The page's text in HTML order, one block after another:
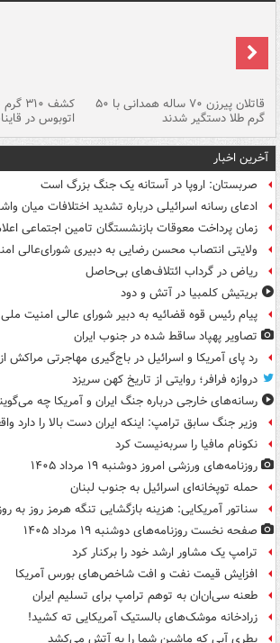
قاتلان پیرزن ۷۰ ساله همدانی با ۵۰
گرم طلا دستگیر شدند
کشف
اتوبوس در
آخرین اخبار
صربستان: اروپا در آستانه یک جنگ بزرگ است
ادعای رسانه اسرائیلی درباره تشدید اختلافات میان
زمان پرداخت معوقات بازنشستگان تامین اجتماعی
ولایتی انتصاب محسن رضایی به دبیری شورای‌عالی
ریاض در گرداب ائتلاف‌های بی‌حاصل
بریتیش کلمبیا در آتش و دود
پیام رئیس قوه قضائیه به دبیر شورای عالی امنیت ملی
تصاویر پهپاد ساقط شده در جنوب ایران
رد پای آمریکا و اسرائیل در باج‌گیری مهاجرتی مراکش از
دروازه فرافر؛ روایتی از تاریخ کهن سریزد
رسانه‌های خارجی درباره جنگ ایران و آمریکا چه
وزیر جنگ سابق ترامپ: اینکه ایران دست بالا را دارد
نکونام مافیا را سربه‌نیست کرد
روزنامه‌های ورزشی امروز دوشنبه ۱۹ مرداد ۱۴۰۵
حمله توپخانه‌ای اسرائیل به جنوب لبنان
سناتور آمریکایی: هزینه بازگشایی تنگه هرمز روز به
صفحه نخست روزنامه‌های دوشنبه ۱۹ مرداد ۱۴۰۵
ترامپ یک مشاور ارشد خود را برکنار کرد
افزایش قیمت نفت و افت شاخص‌های بورس آمریکا
طعنه سی‌ان‌ان به توهم ترامپ برای تسلیم ایران
زرادخانه موشک‌های بالستیک آمریکایی ته کشید!
بطری آبی که ماشین شما را به آتش می‌کشد